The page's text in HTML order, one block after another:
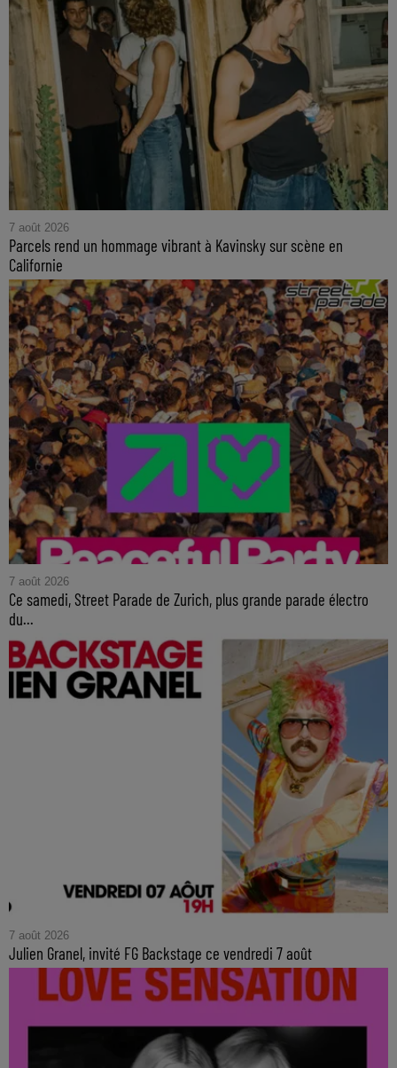
7 août 2026
Parcels rend un hommage vibrant à Kavinsky sur scène en
Californie
7 août 2026
Ce samedi, Street Parade de Zurich, plus grande parade électro
du...
7 août 2026
Julien Granel, invité FG Backstage ce vendredi 7 août